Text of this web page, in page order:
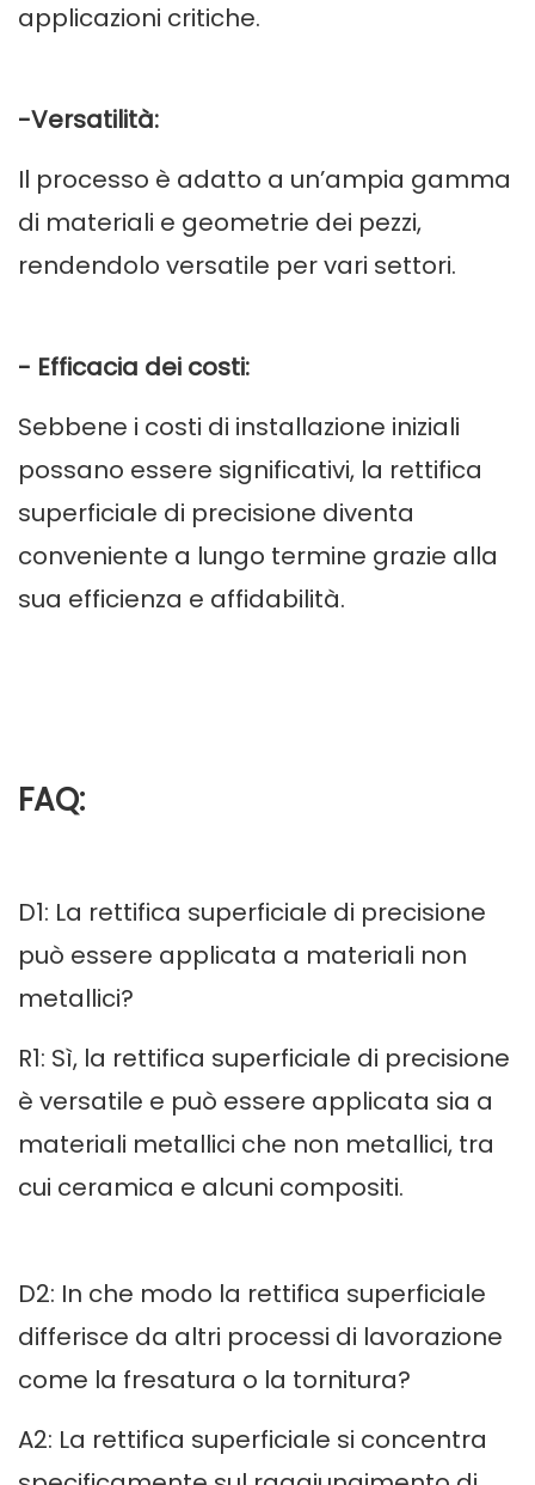
applicazioni critiche.
-Versatilità:
Il processo è adatto a un’ampia gamma
di materiali e geometrie dei pezzi,
rendendolo versatile per vari settori.
- Efficacia dei costi:
Sebbene i costi di installazione iniziali
possano essere significativi, la rettifica
superficiale di precisione diventa
conveniente a lungo termine grazie alla
sua efficienza e affidabilità.
FAQ:
D1: La rettifica superficiale di precisione
può essere applicata a materiali non
metallici?
R1: Sì, la rettifica superficiale di precisione
è versatile e può essere applicata sia a
materiali metallici che non metallici, tra
cui ceramica e alcuni compositi.
D2: In che modo la rettifica superficiale
differisce da altri processi di lavorazione
come la fresatura o la tornitura?
A2: La rettifica superficiale si concentra